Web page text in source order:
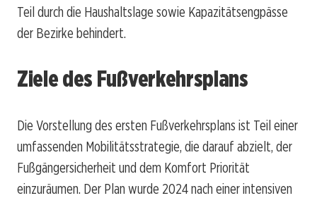
Teil durch die Haushaltslage sowie Kapazitätsengpässe
der Bezirke behindert.
Ziele des Fußverkehrsplans
Die Vorstellung des ersten Fußverkehrsplans ist Teil einer
umfassenden Mobilitätsstrategie, die darauf abzielt, der
Fußgängersicherheit und dem Komfort Priorität
einzuräumen. Der Plan wurde 2024 nach einer intensiven